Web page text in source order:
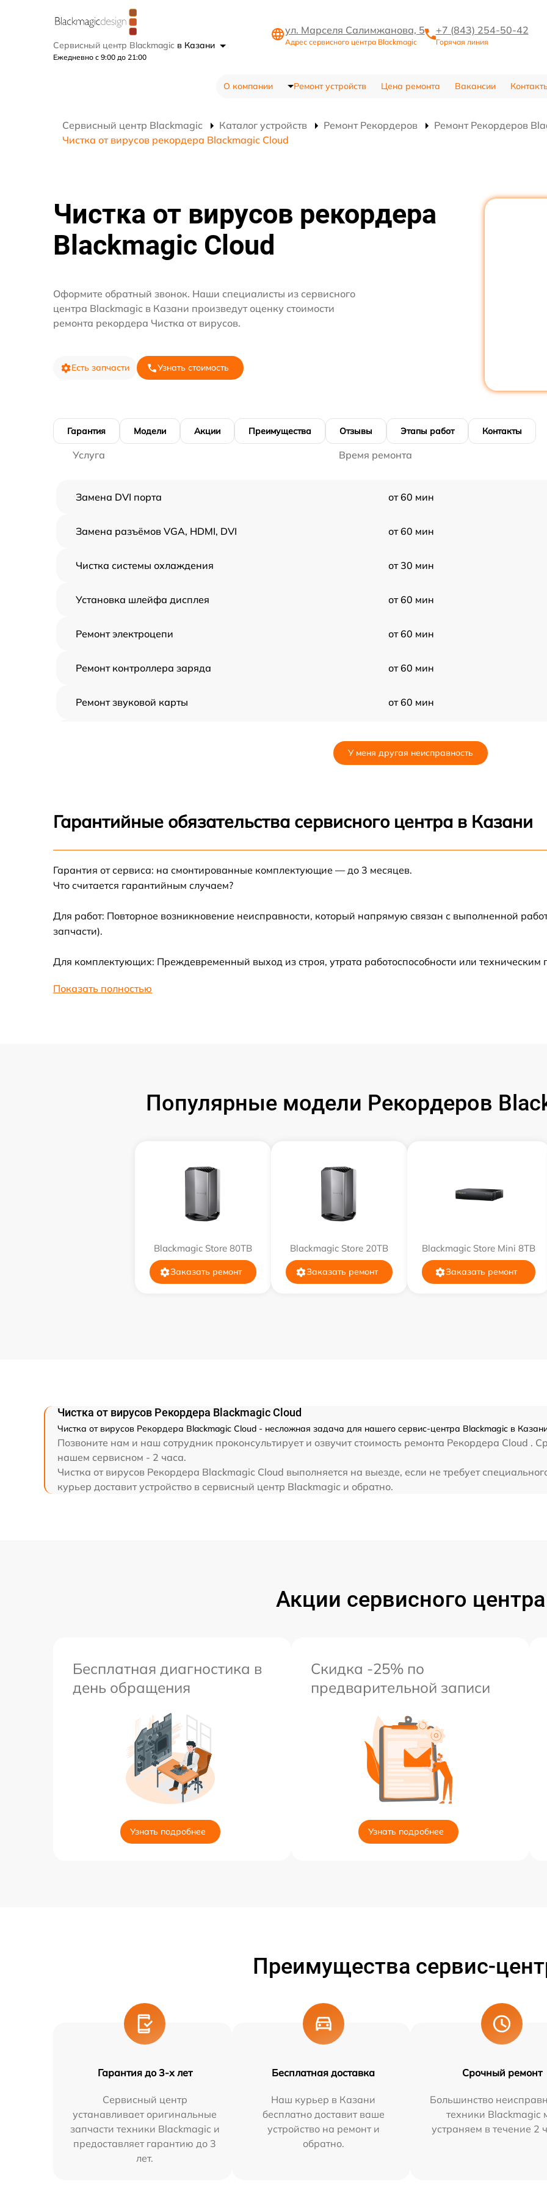
Сервисный центр Blackmagic в Казани
Ежедневно с 9:00 до 21:00
ул. Марселя Салимжанова, 5
Адрес сервисного центра Blackmagic
+7 (843) 254-50-42
Горячая линия
О компании Ремонт устройств Цена ремонта Вакансии
Сервисный центр Blackmagic Каталог устройств Ремонт Рекордеров
Ремонт Рекордеров
Чистка от вирусов рекордера Blackmagic Cloud
Чистка от вирусов рекордера
Blackmagic Cloud
Оформите обратный звонок. Наши специалисты из сервисного
центра Blackmagic в Казани произведут оценку стоимости
ремонта рекордера Чистка от вирусов.
Есть запчасти Узнать стоимость
Гарантия Модели Акции Преимущества Отзывы Этапы работ Контакты
Услуга Время ремонта
Замена DVI порта от 60 мин
Замена разъёмов VGA, HDMI, DVI от 60 мин
Чистка системы охлаждения от 30 мин
Установка шлейфа дисплея от 60 мин
Ремонт электроцепи от 60 мин
Ремонт контроллера заряда от 60 мин
Ремонт звуковой карты от 60 мин
Замена станции airport от 60 мин
Ремонт блока питания от 60 мин
Замена контроллера питания
Замена конденсаторов
Устранение короткого замыкания от 60 мин
Замена шлейфов / разъемов от 60 мин
У меня другая неисправность
Гарантийные обязательства сервисного центра в Казани
Гарантия от сервиса: на смонтированные комплектующие — до 3 месяцев.
Что считается гарантийным случаем?
Для работ: Повторное возникновение неисправности, который напрямую связан с выполненной
запчасти).
Для комплектующих: Преждевременный выход из строя, утрата работоспособности или
Показать полностью
Популярные модели Рекордеров
Blackmagic Store 80TB
Заказать ремонт
Blackmagic Store 20TB
Заказать ремонт
Blackmagic Store Mini 8TB
Заказать ремонт
Чистка от вирусов Рекордера Blackmagic Cloud
Чистка от вирусов Рекордера Blackmagic Cloud - несложная задача для нашего сервис-центра Blackmagic в
Позвоните нам и наш сотрудник проконсультирует и озвучит стоимость ремонта Рекордера Cloud .
нашем сервисном - 2 часа.
Чистка от вирусов Рекордера Blackmagic Cloud выполняется на выезде, если не требует
курьер доставит устройство в сервисный центр Blackmagic и обратно.
Акции сервисного центра
Бесплатная диагностика в
день обращения
Узнать подробнее
Скидка -25% по
предварительной записи
Узнать подробнее
Преимущества сервис-
Гарантия до 3-х лет
Сервисный центр
устанавливает оригинальные
запчасти техники Blackmagic и
предоставляет гарантию до 3
лет.
Бесплатная доставка
Наш курьер в Казани
бесплатно доставит ваше
устройство на ремонт и
обратно.
Срочный ремонт
Большинство
техники Blackmagic
устраняем в течение 2